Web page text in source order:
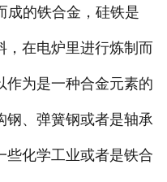
产品行情
营销网络
在线留言
联系我们
成的铁合金，硅铁是
，在电炉里进行炼制而
作为是一种合金元素的
钢、弹簧钢或者是轴承
些化学工业或者是铁合